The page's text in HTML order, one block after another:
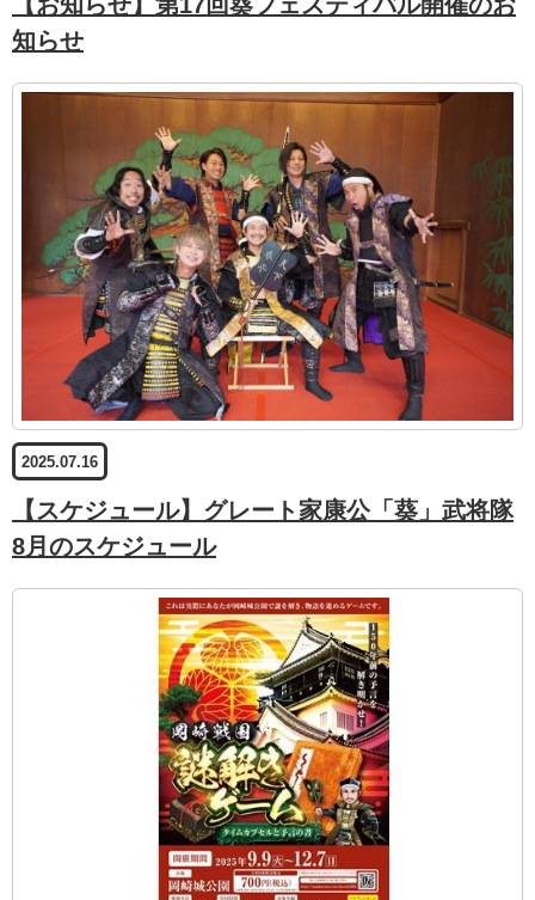
知らせ
2025.07.16
【スケジュール】グレート家康公「葵」武将隊
8月のスケジュール